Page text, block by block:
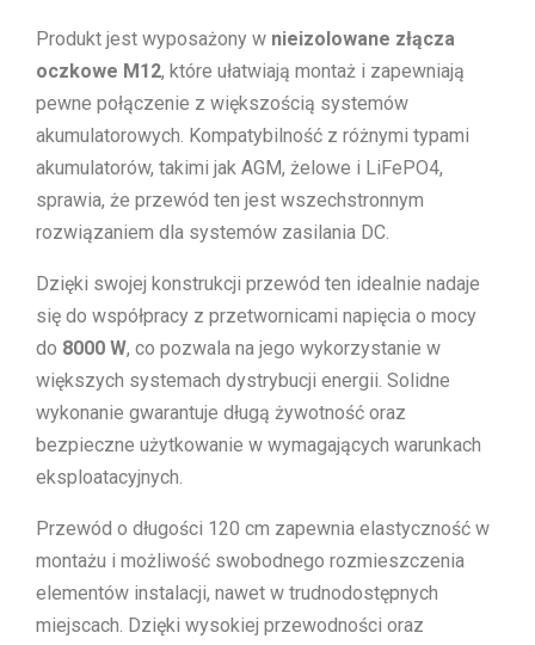
Produkt jest wyposażony w nieizolowane złącza
oczkowe M12, które ułatwiają montaż i zapewniają
pewne połączenie z większością systemów
akumulatorowych. Kompatybilność z różnymi typami
akumulatorów, takimi jak AGM, żelowe i LiFePO4,
sprawia, że przewód ten jest wszechstronnym
rozwiązaniem dla systemów zasilania DC.
Dzięki swojej konstrukcji przewód ten idealnie nadaje
się do współpracy z przetwornicami napięcia o mocy
do 8000 W, co pozwala na jego wykorzystanie w
większych systemach dystrybucji energii. Solidne
wykonanie gwarantuje długą żywotność oraz
bezpieczne użytkowanie w wymagających warunkach
eksploatacyjnych.
Przewód o długości 120 cm zapewnia elastyczność w
montażu i możliwość swobodnego rozmieszczenia
elementów instalacji, nawet w trudnodostępnych
miejscach. Dzięki wysokiej przewodności oraz